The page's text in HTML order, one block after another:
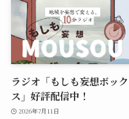
ラジオ「もしも妄想ボック
ス」好評配信中！
2026年7月11日